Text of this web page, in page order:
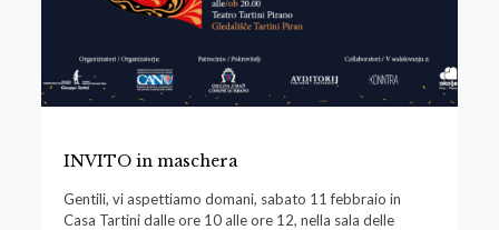
INVITO in maschera
Gentili, vi aspettiamo domani, sabato 11 febbraio in
Casa Tartini dalle ore 10 alle ore 12, nella sala delle